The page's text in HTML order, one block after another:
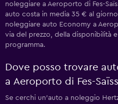
noleggiare a Aeroporto di Fes-
auto costa in media 35 € al
noleggiare auto Economy a
via del prezzo, della disponibilità
programma.
Dove posso trovare
a Aeroporto di Fes-
Se cerchi un'auto a noleggio